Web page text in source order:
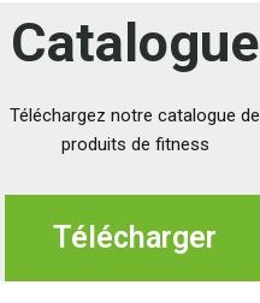
Catalogue
Téléchargez notre catalogue de
produits de fitness
Télécharger